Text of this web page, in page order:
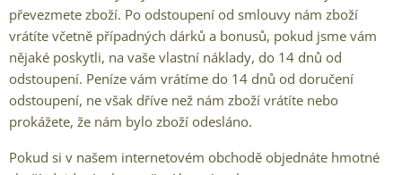
převezmete zboží. Po odstoupení od smlouvy nám zboží
vrátíte včetně případných dárků a bonusů, pokud jsme vám
nějaké poskytli, na vaše vlastní náklady, do 14 dnů od
odstoupení. Peníze vám vrátíme do 14 dnů od doručení
odstoupení, ne však dříve než nám zboží vrátíte nebo
prokážete, že nám bylo zboží odesláno.
Pokud si v našem internetovém obchodě objednáte hmotné